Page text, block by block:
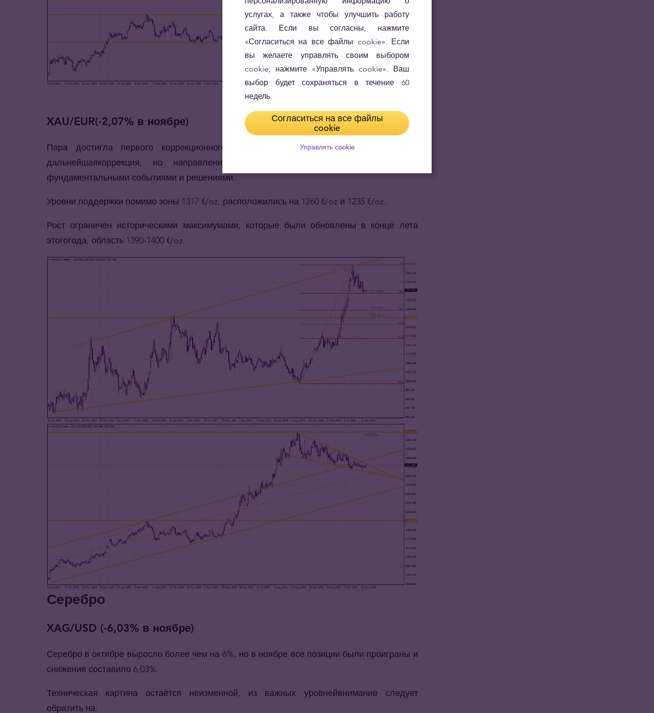
XAU/EUR(-2,07% в ноябре)
Пара достигла первого коррекционного уровня в области 1317 €/oz. Возможна
дальнейшаякоррекция, но направления в первую очередь будут задаваться
фундаментальными событиями и решениями.
Уровни поддержки помимо зоны 1317 €/oz, расположились на 1260 €/oz и 1235 €/oz.
Рост ограничен историческими максимумами, которые были обновлены в конце лета
этогогода, область 1390-1400 €/oz.
Серебро
XAG/USD (-6,03% в ноябре)
Серебро в октябре выросло более чем на 6%, но в ноябре все позиции были проиграны и
снижение составило 6,03%.
Техническая картина остаётся неизменной, из важных уровнейвнимание следует
обратить на:
услугах, а также чтобы улучшить работу
сайта. Если вы согласны, нажмите
«Согласиться на все файлы cookie». Если
вы желаете управлять своим выбором
cookie, нажмите «Управлять cookie». Ваш
выбор будет сохраняться в течение 60
недель.
Согласиться на все файлы
cookie
Управлять cookie